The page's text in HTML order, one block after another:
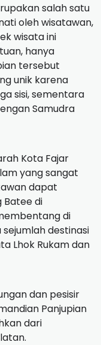
salah satu
oleh wisatawan,
wisata ini
hanya
tersebut
unik karena
sisi, sementara
Samudra
Kota Fajar
yang sangat
dapat
Batee di
di
destinasi
Lhok Rukam dan
dan pesisir
Panjupian
dari